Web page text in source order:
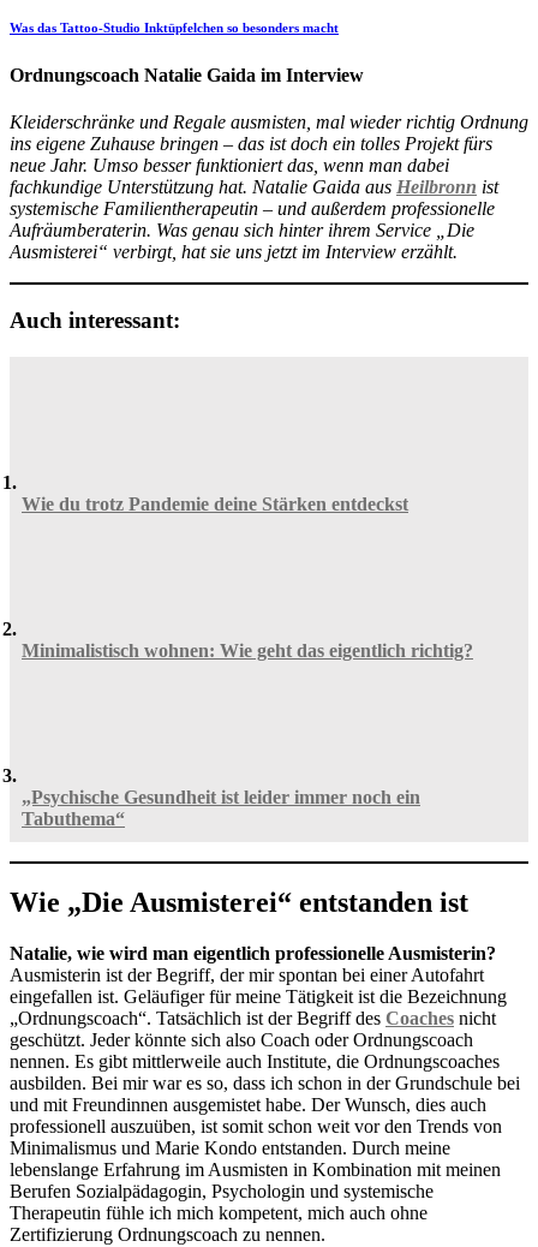
Was das Tattoo-Studio Inktüpfelchen so besonders macht
Ordnungscoach Natalie Gaida im Interview
Kleiderschränke und Regale ausmisten, mal wieder richtig Ordnung
ins eigene Zuhause bringen – das ist doch ein tolles Projekt fürs
neue Jahr. Umso besser funktioniert das, wenn man dabei
fachkundige Unterstützung hat. Natalie Gaida aus Heilbronn ist
systemische Familientherapeutin – und außerdem professionelle
Aufräumberaterin. Was genau sich hinter ihrem Service „Die
Ausmisterei“ verbirgt, hat sie uns jetzt im Interview erzählt.
Auch interessant:
Wie du trotz Pandemie deine Stärken entdeckst
Minimalistisch wohnen: Wie geht das eigentlich richtig?
„Psychische Gesundheit ist leider immer noch ein
Tabuthema“
Wie „Die Ausmisterei“ entstanden ist
Natalie, wie wird man eigentlich professionelle Ausmisterin?
Ausmisterin ist der Begriff, der mir spontan bei einer Autofahrt
eingefallen ist. Geläufiger für meine Tätigkeit ist die Bezeichnung
„Ordnungscoach“. Tatsächlich ist der Begriff des Coaches nicht
geschützt. Jeder könnte sich also Coach oder Ordnungscoach
nennen. Es gibt mittlerweile auch Institute, die Ordnungscoaches
ausbilden. Bei mir war es so, dass ich schon in der Grundschule bei
und mit Freundinnen ausgemistet habe. Der Wunsch, dies auch
professionell auszuüben, ist somit schon weit vor den Trends von
Minimalismus und Marie Kondo entstanden. Durch meine
lebenslange Erfahrung im Ausmisten in Kombination mit meinen
Berufen Sozialpädagogin, Psychologin und systemische
Therapeutin fühle ich mich kompetent, mich auch ohne
Zertifizierung Ordnungscoach zu nennen.